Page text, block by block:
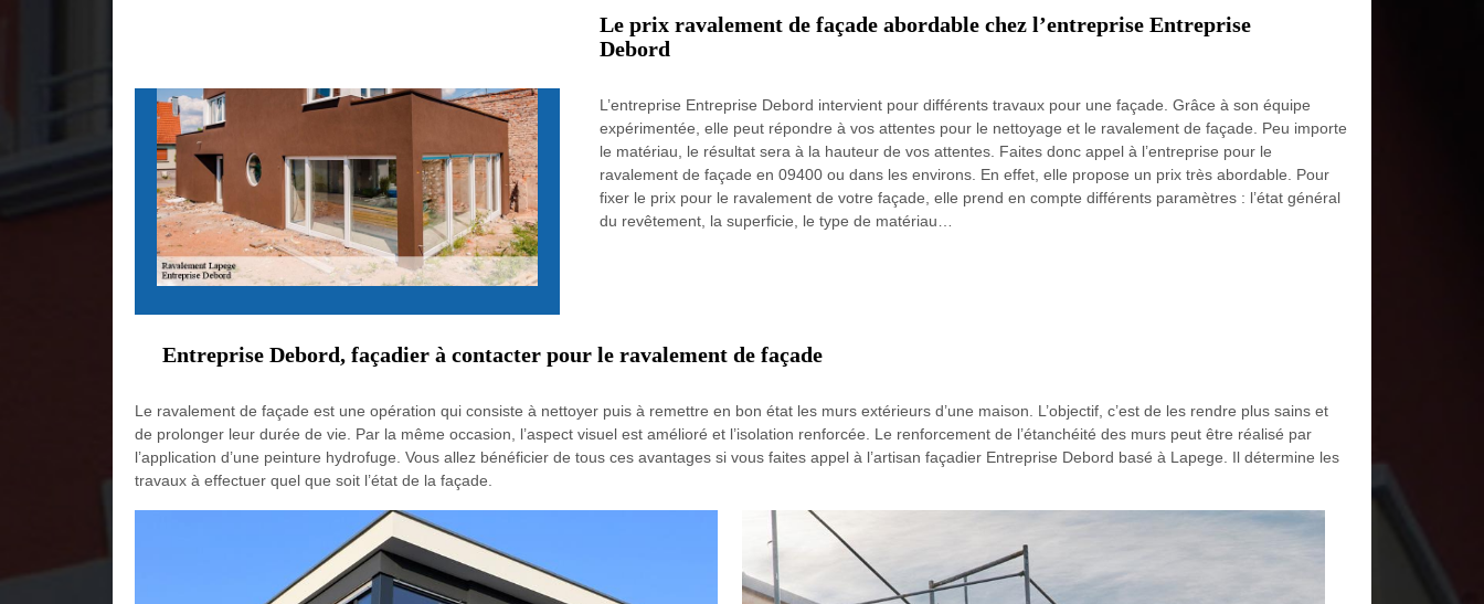
Le prix ravalement de façade abordable chez l’entreprise Entreprise
Debord
L’entreprise Entreprise Debord intervient pour différents travaux pour une façade. Grâce à son équipe
expérimentée, elle peut répondre à vos attentes pour le nettoyage et le ravalement de façade. Peu importe
le matériau, le résultat sera à la hauteur de vos attentes. Faites donc appel à l’entreprise pour le
ravalement de façade en 09400 ou dans les environs. En effet, elle propose un prix très abordable. Pour
fixer le prix pour le ravalement de votre façade, elle prend en compte différents paramètres : l’état général
du revêtement, la superficie, le type de matériau…
Entreprise Debord, façadier à contacter pour le ravalement de façade
Le ravalement de façade est une opération qui consiste à nettoyer puis à remettre en bon état les murs extérieurs d’une maison. L’objectif, c’est de les rendre plus sains et
de prolonger leur durée de vie. Par la même occasion, l’aspect visuel est amélioré et l’isolation renforcée. Le renforcement de l’étanchéité des murs peut être réalisé par
l’application d’une peinture hydrofuge. Vous allez bénéficier de tous ces avantages si vous faites appel à l’artisan façadier Entreprise Debord basé à Lapege. Il détermine les
travaux à effectuer quel que soit l’état de la façade.